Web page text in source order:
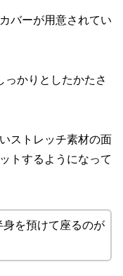
バーが用意されてい
っかりとしたかたさ
ストレッチ素材の面
トするようになって
を預けて座るのが